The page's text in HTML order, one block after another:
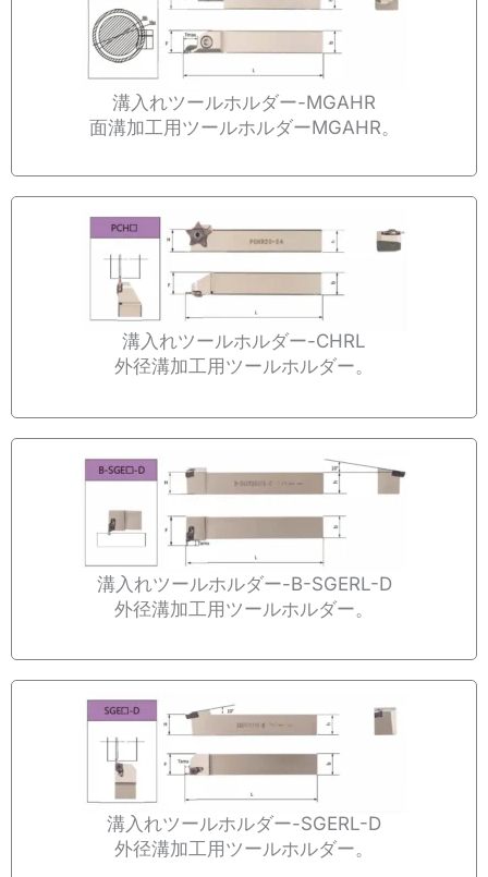
溝入れツールホルダー-MGAHR
面溝加工用ツールホルダーMGAHR。
溝入れツールホルダー-CHRL
外径溝加工用ツールホルダー。
溝入れツールホルダー-B-SGERL-D
外径溝加工用ツールホルダー。
溝入れツールホルダー-SGERL-D
外径溝加工用ツールホルダー。